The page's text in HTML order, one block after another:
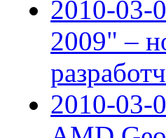
2010-03-
2009" –
2010-03-